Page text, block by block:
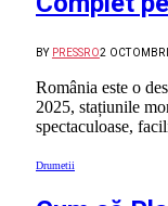
BY PRESSRO2
România este o
2025, stațiunile
spectaculoase,
Drumetii